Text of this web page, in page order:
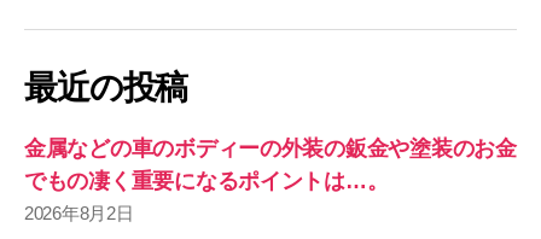
最近の投稿
金属などの車のボディーの外装の鈑金や塗装のお金
でもの凄く重要になるポイントは…。
2026年8月2日